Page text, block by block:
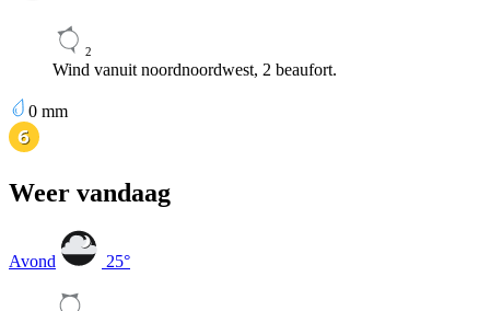
2
Wind vanuit noordnoordwest, 2 beaufort.
0 mm
Weer vandaag
Avond 25°